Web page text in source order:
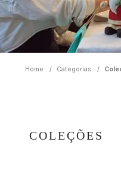
Home / Categorias /
COLEÇÕES